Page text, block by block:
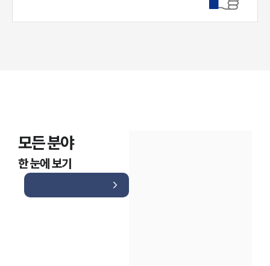
모든 분야
한 눈에 보기